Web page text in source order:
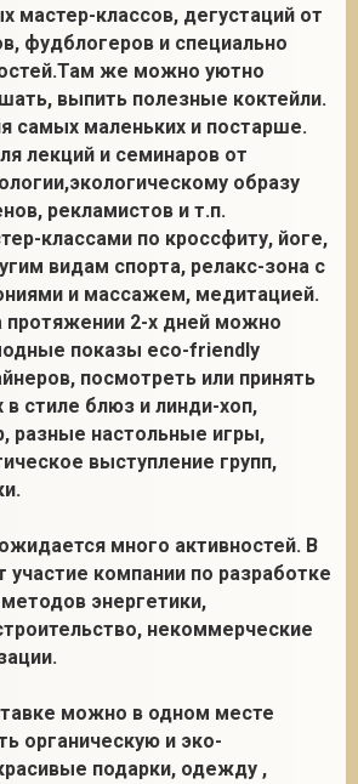
мастер-классов, дегустаций от
фудблогеров и специально
же можно уютно
выпить полезные коктейли.
самых маленьких и постарше.
лекций и семинаров от
образу
рекламистов и т.п.
классами по кроссфиту, йоге,
видам спорта, релакс-зона с
и массажем, медитацией.
протяжении 2-х дней можно
показы eco-friendly
посмотреть или принять
в стиле блюз и линди-хоп,
разные настольные игры,
выступление групп,
много активностей. В
участие компании по разработке
энергетики,
некоммерческие
можно в одном месте
органическую и эко-
подарки, одежду ,